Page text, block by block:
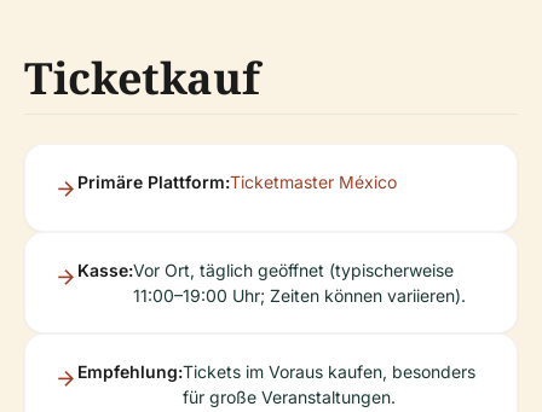
Ticketkauf
Primäre Plattform:Ticketmaster México
Kasse:Vor Ort, täglich geöffnet (typischerweise
11:00–19:00 Uhr; Zeiten können variieren).
Empfehlung:Tickets im Voraus kaufen, besonders
für große Veranstaltungen.